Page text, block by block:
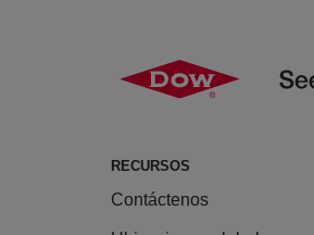
RECURSOS
Contáctenos